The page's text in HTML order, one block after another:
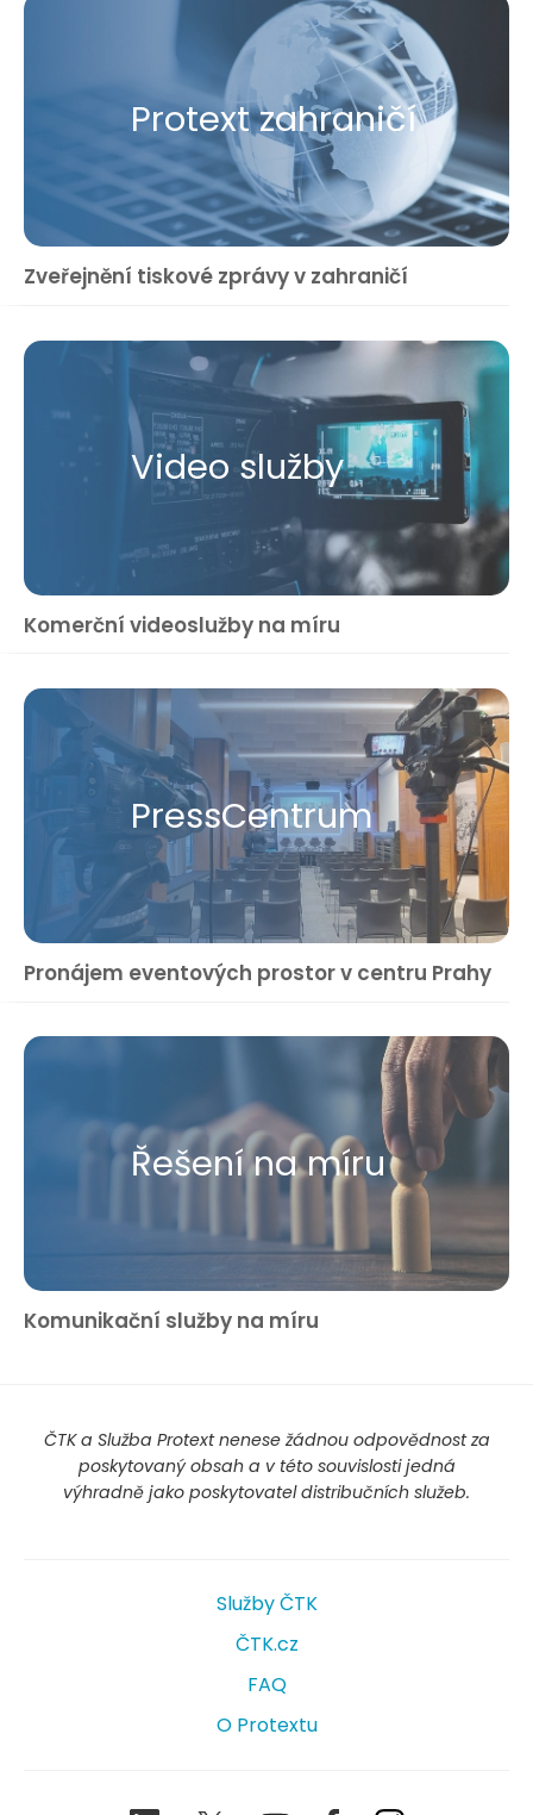
Protext zahraničí
Zveřejnění tiskové zprávy v zahraničí
Video služby
Komerční videoslužby na míru
Press​Centrum
Pronájem eventových prostor v centru Prahy
Řešení na míru
Komunikační služby na míru
ČTK a Služba Protext nenese žádnou odpovědnost za
poskytovaný obsah a v této souvislosti jedná
výhradně jako poskytovatel distribučních služeb.
Služby ČTK
ČTK.cz
FAQ
O Protextu